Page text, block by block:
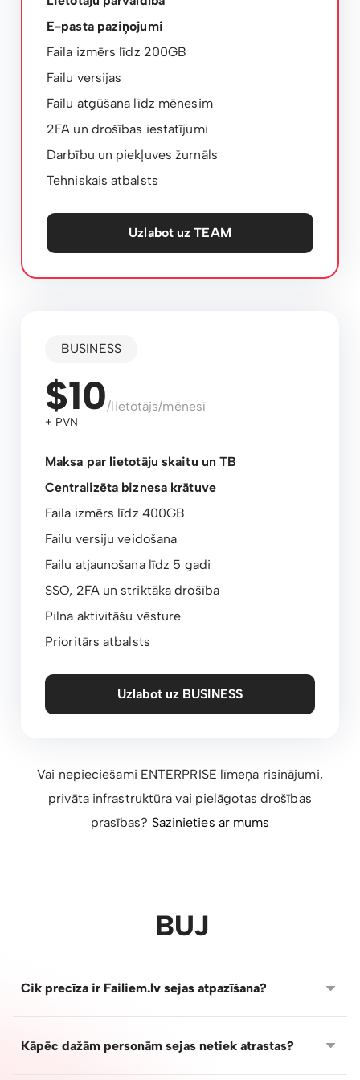
E-pasta paziņojumi
Faila izmērs līdz 200GB
Failu versijas
Failu atgūšana līdz mēnesim
2FA un drošības iestatījumi
Darbību un piekļuves žurnāls
Tehniskais atbalsts
Uzlabot uz TEAM
BUSINESS
$10/lietotājs/mēnesī
+ PVN
Maksa par lietotāju skaitu un TB
Centralizēta biznesa krātuve
Faila izmērs līdz 400GB
Failu versiju veidošana
Failu atjaunošana līdz 5 gadi
SSO, 2FA un striktāka drošība
Pilna aktivitāšu vēsture
Prioritārs atbalsts
Uzlabot uz BUSINESS
Vai nepieciešami ENTERPRISE līmeņa risinājumi,
privāta infrastruktūra vai pielāgotas drošības
prasības? Sazinieties ar mums
BUJ
Cik precīza ir Failiem.lv sejas atpazīšana?
dažādos apstākļos - ar brillēm, cepurēm, grimu vai
mainītu apģērbu. Lai persou varētu atpazīt pēc sejas,
tai jābūt redzamai vairākās bildēs, atkarībā no galerijas
Kāpēc dažām personām sejas netiek atrastas?